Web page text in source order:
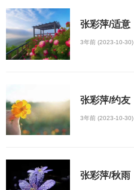
张彩萍/适意
3年前 (2023-10-30)
张彩萍/约友
3年前 (2023-10-30)
张彩萍/秋雨